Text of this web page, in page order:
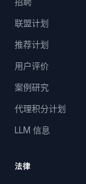
联盟计划
推荐计划
用户评价
案例研究
代理积分计划
LLM 信息
法律